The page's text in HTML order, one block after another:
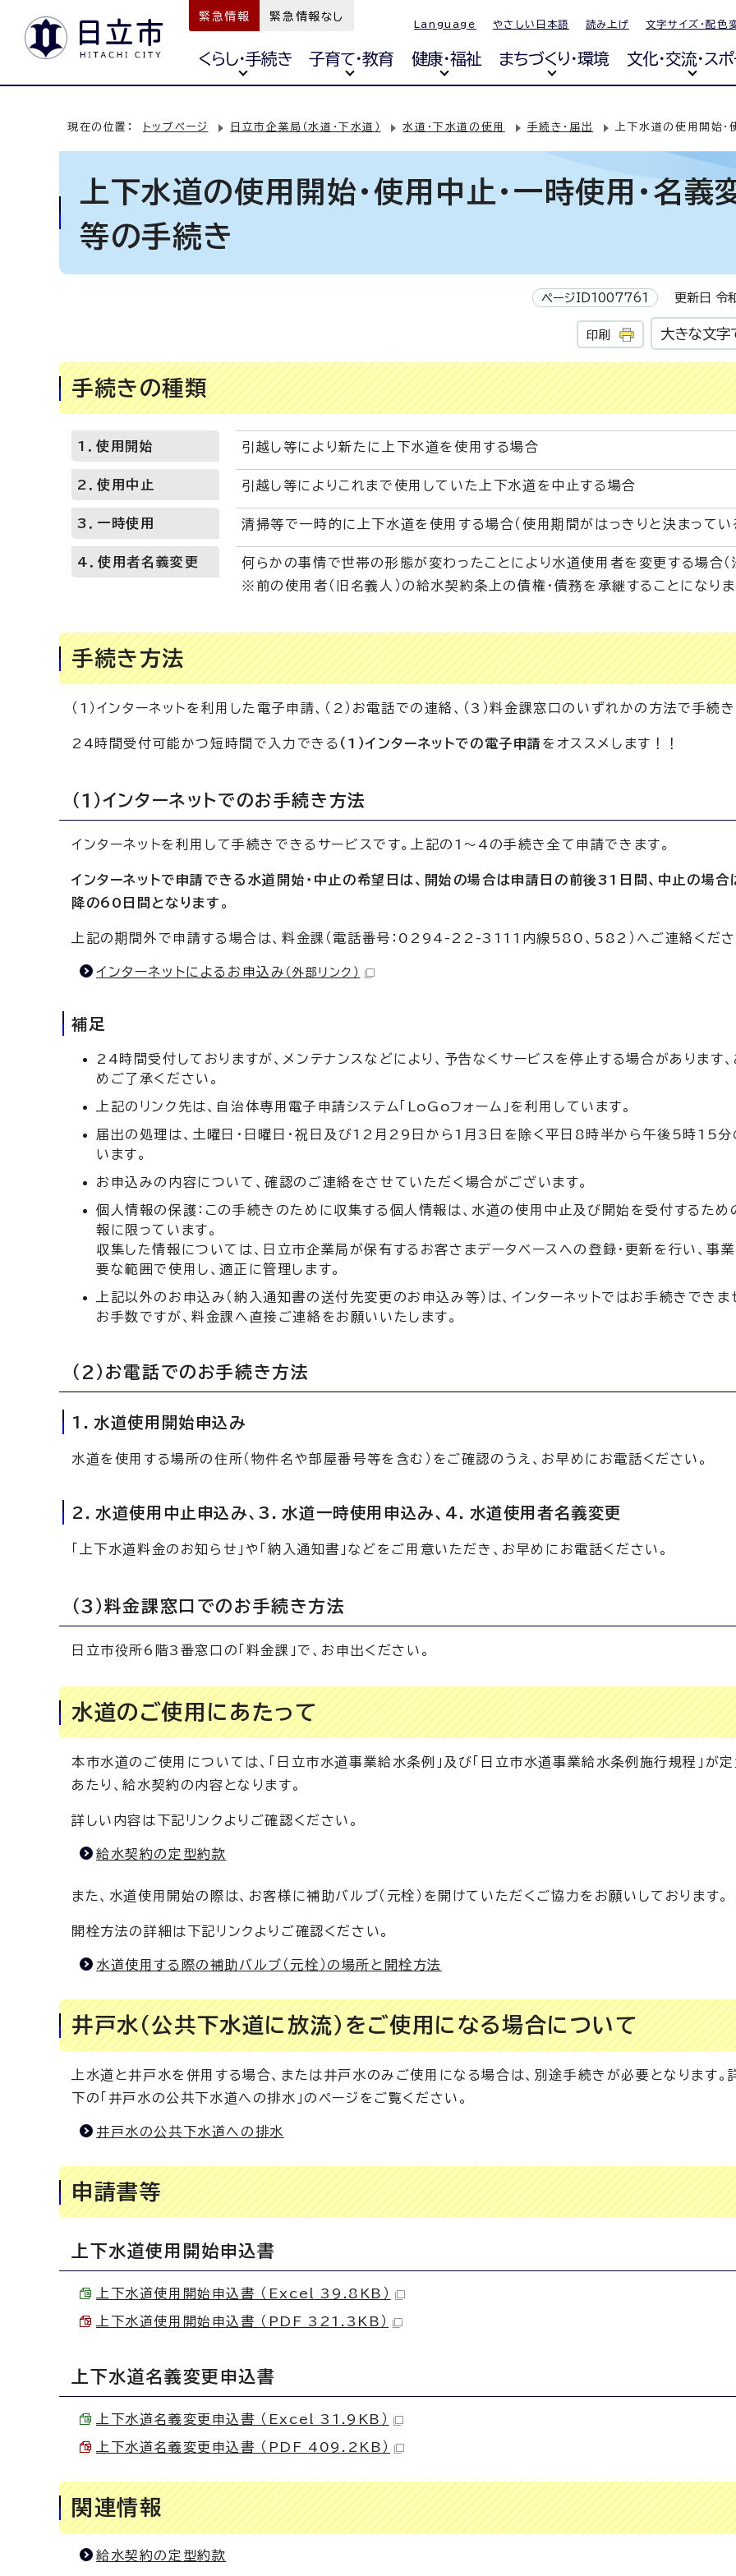
緊急情報 緊急情報なし
Language やさしい日本語 読み上げ 文字サイズ・配色
くらし・手続き 子育て・教育 健康・福祉 まちづくり・環境 文化・交流・ス
現在の位置： トップページ 日立市企業局（水道・下水道） 水道・下水道の使用 手続き・届出 上下水道の使用開始・
上下水道の使用開始・使用中止・一時使用・名義
等の手続き
ページID1007761 更新日 令
印刷 大きな文字
手続きの種類
1．使用開始 引越し等により新たに上下水道を使用する場合
2．使用中止 引越し等によりこれまで使用していた上下水道を中止する場合
3．一時使用 清掃等で一時的に上下水道を使用する場合（使用期間がはっきりと決まってい
4．使用者名義変更
何らかの事情で世帯の形態が変わったことにより水道使用者を変更する場合（
※前の使用者（旧名義人）の給水契約条上の債権・債務を承継することになりま
手続き方法
（1）インターネットを利用した電子申請、（2）お電話での連絡、（3）料金課窓口のいずれかの方法で手続き
24時間受付可能かつ短時間で入力できる （1）インターネットでの電子申請をオススメします！！
（1）インターネットでのお手続き方法
インターネットを利用して手続きできるサービスです。上記の1～4の手続き全て申請できます。
インターネットで申請できる水道開始・中止の希望日は、開始の場合は申請日の前後31日間、中止の場合
降の60日間となります。
上記の期間外で申請する場合は、料金課（電話番号：0294-22-3111内線580、582）へご連絡くださ
インターネットによるお申込み （外部リンク）
補足
24時間受付しておりますが、メンテナンスなどにより、予告なくサービスを停止する場合があります、
めご了承ください。
上記のリンク先は、自治体専用電子申請システム「LoGoフォーム」を利用しています。
届出の処理は、土曜日・日曜日・祝日及び12月29日から1月3日を除く平日8時半から午後5時15分
います。
お申込みの内容について、確認のご連絡をさせていただく場合がございます。
個人情報の保護：この手続きのために収集する個人情報は、水道の使用中止及び開始を受付するため
報に限っています。
収集した情報については、日立市企業局が保有するお客さまデータベースへの登録・更新を行い、事
要な範囲で使用し、適正に管理します。
上記以外のお申込み（納入通知書の送付先変更のお申込み等）は、インターネットではお手続きできま
お手数ですが、料金課へ直接ご連絡をお願いいたします。
（2）お電話でのお手続き方法
1．水道使用開始申込み
水道を使用する場所の住所（物件名や部屋番号等を含む）をご確認のうえ、お早めにお電話ください。
2．水道使用中止申込み、3．水道一時使用申込み、4．水道使用者名義変更
「上下水道料金のお知らせ」や「納入通知書」などをご用意いただき、お早めにお電話ください。
（3）料金課窓口でのお手続き方法
日立市役所6階3番窓口の「料金課」で、お申出ください。
水道のご使用にあたって
本市水道のご使用については、「日立市水道事業給水条例」及び「日立市水道事業給水条例施行規程」が
あたり、給水契約の内容となります。
詳しい内容は下記リンクよりご確認ください。
給水契約の定型約款
また、水道使用開始の際は、お客様に補助バルブ（元栓）を開けていただくご協力をお願いしております。
開栓方法の詳細は下記リンクよりご確認ください。
水道使用する際の補助バルブ（元栓）の場所と開栓方法
井戸水（公共下水道に放流）をご使用になる場合について
上水道と井戸水を併用する場合、または井戸水のみご使用になる場合は、別途手続きが必要となります。
下の「井戸水の公共下水道への排水」のページをご覧ください。
井戸水の公共下水道への排水
申請書等
上下水道使用開始申込書
上下水道使用開始申込書 （Excel 39.8KB）
上下水道使用開始申込書 （PDF 321.3KB）
上下水道名義変更申込書
上下水道名義変更申込書 （Excel 31.9KB）
上下水道名義変更申込書 （PDF 409.2KB）
関連情報
給水契約の定型約款